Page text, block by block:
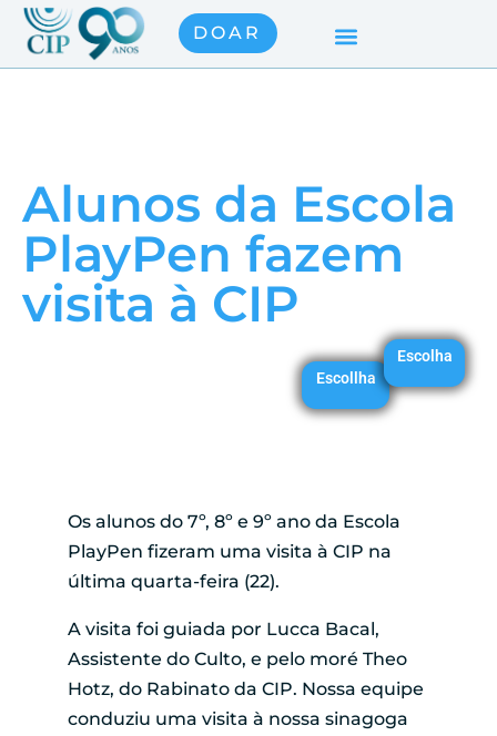
DOAR
Alunos da Escola
PlayPen fazem
visita à CIP
Escollha
Escolha
Os alunos do 7º, 8º e 9º ano da Escola
PlayPen fizeram uma visita à CIP na
última quarta-feira (22).
A visita foi guiada por Lucca Bacal,
Assistente do Culto, e pelo moré Theo
Hotz, do Rabinato da CIP. Nossa equipe
conduziu uma visita à nossa sinagoga